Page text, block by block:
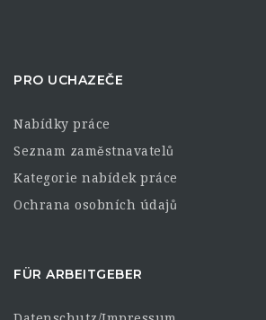
PRO UCHAZEČE
Nabídky práce
Seznam zaměstnavatelů
Kategorie nabídek práce
Ochrana osobních údajů
FÜR ARBEITGEBER